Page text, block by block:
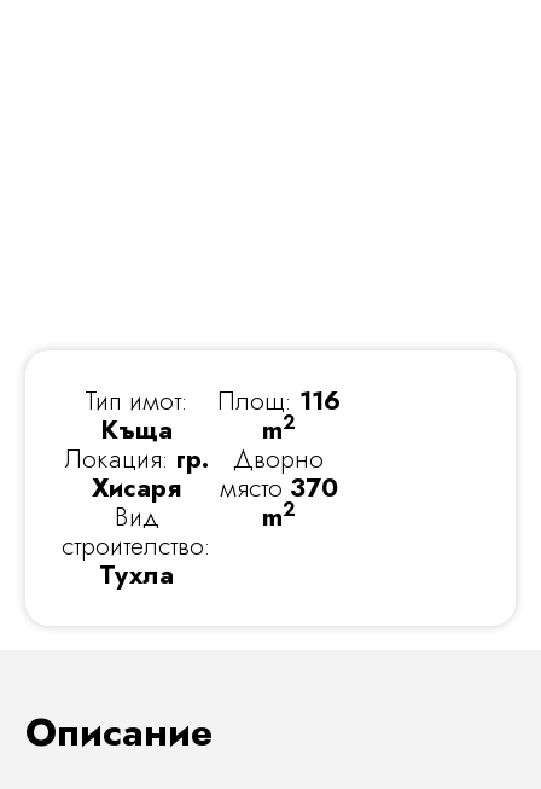
Тип имот:
Къща
Локация: гр.
Хисаря
Вид
строителство:
Тухла
Площ: 116
m2
Дворно
място 370
m2
Описание